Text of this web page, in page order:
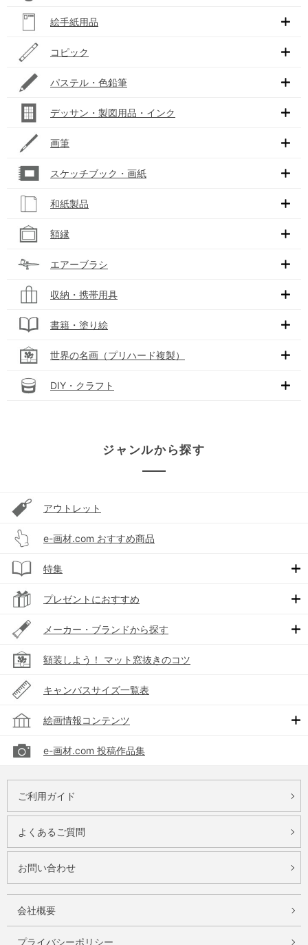
絵手紙用品
コピック
パステル・色鉛筆
デッサン・製図用品・インク
画筆
スケッチブック・画紙
和紙製品
額縁
エアーブラシ
収納・携帯用具
書籍・塗り絵
世界の名画（プリハード複製）
DIY・クラフト
ジャンルから探す
アウトレット
e-画材.com おすすめ商品
特集
プレゼントにおすすめ
メーカー・ブランドから探す
額装しよう！ マット窓抜きのコツ
キャンバスサイズ一覧表
絵画情報コンテンツ
e-画材.com 投稿作品集
ご利用ガイド
よくあるご質問
お問い合わせ
会社概要
プライバシーポリシー